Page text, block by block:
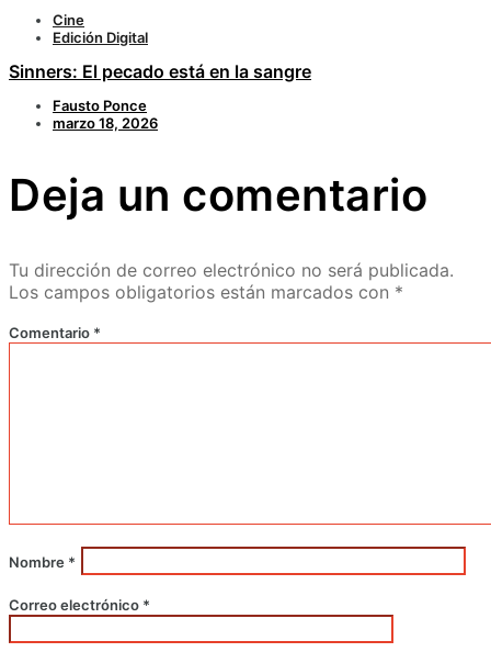
Cine
Edición Digital
Sinners: El pecado está en la sangre
Fausto Ponce
marzo 18, 2026
Deja un comentario
Tu dirección de correo electrónico no será publicada.
Los campos obligatorios están marcados con *
Comentario *
Nombre *
Correo electrónico *